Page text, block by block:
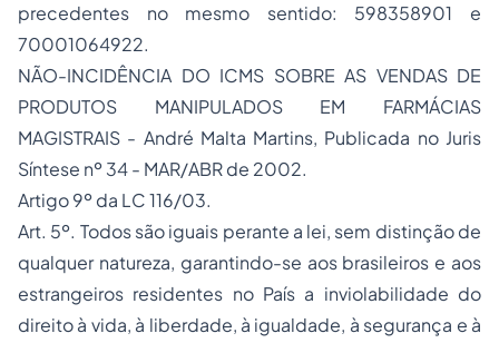
precedentes no mesmo sentido: 598358901 e
70001064922.
NÃO-INCIDÊNCIA DO ICMS SOBRE AS VENDAS DE
PRODUTOS MANIPULADOS EM FARMÁCIAS
MAGISTRAIS - André Malta Martins, Publicada no Juris
Síntese nº 34 - MAR/ABR de 2002.
Artigo 9º da LC 116/03.
Art. 5º. Todos são iguais perante a lei, sem distinção de
qualquer natureza, garantindo-se aos brasileiros e aos
estrangeiros residentes no País a inviolabilidade do
direito à vida, à liberdade, à igualdade, à segurança e à